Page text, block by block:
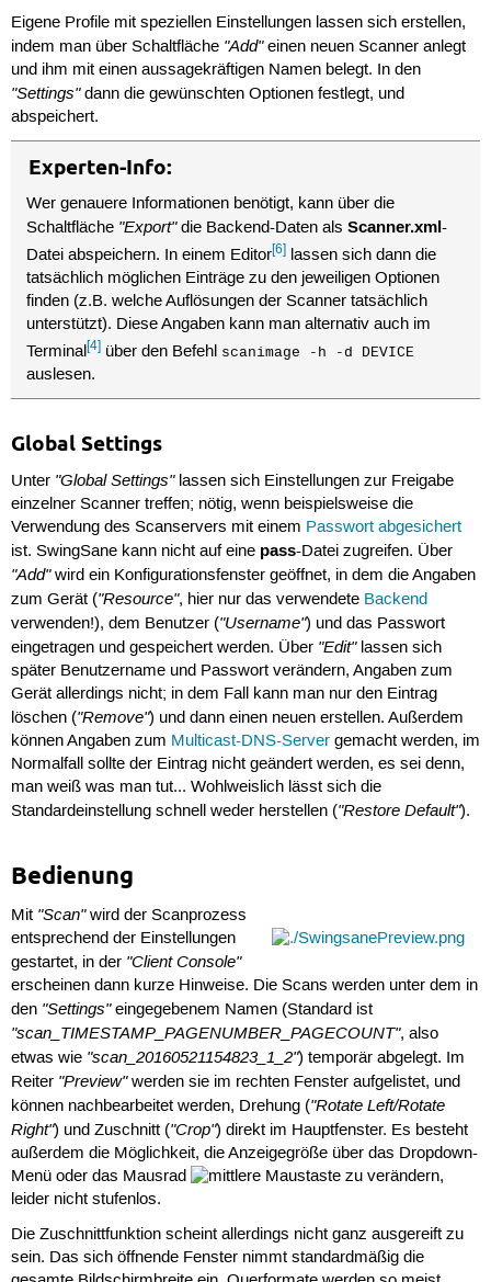
Eigene Profile mit speziellen Einstellungen lassen sich erstellen,
indem man über Schaltfläche "Add"einen neuen Scanner anlegt
und ihm mit einen aussagekräftigen Namen belegt. In den
"Settings"dann die gewünschten Optionen festlegt, und
abspeichert.
Experten-Info:
Wer genauere Informationen benötigt, kann über die
Schaltfläche "Export"die Backend-Daten alsScanner.xml-
Datei abspeichern. In einem Editor[6] lassen sich dann die
tatsächlich möglichen Einträge zu den jeweiligen Optionen
finden (z.B. welche Auflösungen der Scanner tatsächlich
unterstützt). Diese Angaben kann man alternativ auch im
Terminal[4] über den Befehl scanimage -h -d DEVICE
auslesen.
Global Settings
Unter "Global Settings"lassen sich Einstellungen zur Freigabe
einzelner Scanner treffen; nötig, wenn beispielsweise die
Verwendung des Scanservers mit einem Passwort abgesichert
ist. SwingSane kann nicht auf eine pass-Datei zugreifen. Über
"Add"wird ein Konfigurationsfenster geöffnet, in dem die Angaben
zum Gerät ("Resource", hier nur das verwendete Backend
verwenden!), dem Benutzer ("Username") und das Passwort
eingetragen und gespeichert werden. Über "Edit"lassen sich
später Benutzername und Passwort verändern, Angaben zum
Gerät allerdings nicht; in dem Fall kann man nur den Eintrag
löschen ("Remove") und dann einen neuen erstellen. Außerdem
können Angaben zum Multicast-DNS-Servergemacht werden, im
Normalfall sollte der Eintrag nicht geändert werden, es sei denn,
man weiß was man tut... Wohlweislich lässt sich die
Standardeinstellung schnell weder herstellen ("Restore Default").
Bedienung
Mit "Scan"wird der Scanprozess
entsprechend der Einstellungen
gestartet, in der "Client Console"
erscheinen dann kurze Hinweise. Die Scans werden unter dem in
den "Settings"eingegebenem Namen (Standard ist
"scan_TIMESTAMP_PAGENUMBER_PAGECOUNT", also
etwas wie "scan_20160521154823_1_2") temporär abgelegt. Im
Reiter "Preview"werden sie im rechten Fenster aufgelistet, und
können nachbearbeitet werden, Drehung ("Rotate Left/Rotate
Right") und Zuschnitt ("Crop") direkt im Hauptfenster. Es besteht
außerdem die Möglichkeit, die Anzeigegröße über das Dropdown-
Menü oder das Mausrad
zu verändern,
leider nicht stufenlos.
Die Zuschnittfunktion scheint allerdings nicht ganz ausgereift zu
sein. Das sich öffnende Fenster nimmt standardmäßig die